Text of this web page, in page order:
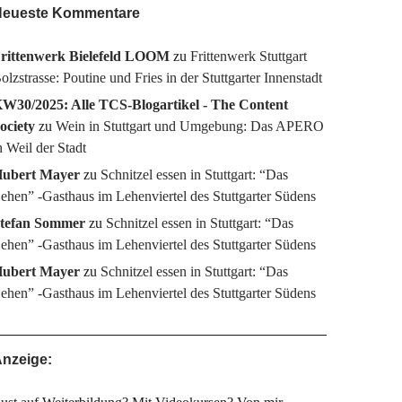
Kommentare
Bielefeld LOOMzu Frittenwerk Stuttgart
Poutine und Fries in der Stuttgarter Innenstadt
2025: Alle TCS-Blogartikel - The Content
zu Wein in Stuttgart und Umgebung: Das APERO
Weil der Stadt
Mayerzu Schnitzel essen in Stuttgart: “Das
-Gasthaus im Lehenviertel des Stuttgarter Südens
Sommerzu Schnitzel essen in Stuttgart: “Das
-Gasthaus im Lehenviertel des Stuttgarter Südens
Mayerzu Schnitzel essen in Stuttgart: “Das
-Gasthaus im Lehenviertel des Stuttgarter Südens